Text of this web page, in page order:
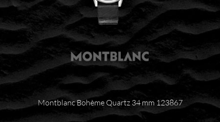
Montblanc Bohème Quartz 34 mm 123867